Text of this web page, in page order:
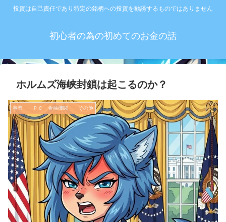
投資は自己責任であり特定の銘柄への投資を勧誘するものではありません
初心者の為の初めてのお金の話
ホルムズ海峡封鎖は起こるのか？
事業 ＰＣ 金融機関 その他